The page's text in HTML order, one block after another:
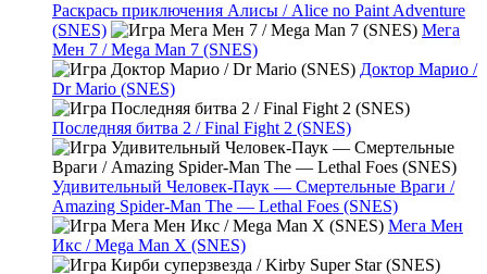
Раскрась приключения Алисы / Alice no Paint Adventure
(SNES)
Мега
Мен 7 / Mega Man 7 (SNES)
Доктор Марио /
Dr Mario (SNES)
Последняя битва 2 / Final Fight 2 (SNES)
Удивительный Человек-Паук — Смертельные Враги /
Amazing Spider-Man The — Lethal Foes (SNES)
Мега Мен
Икс / Mega Man X (SNES)